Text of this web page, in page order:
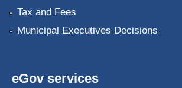
Tax and Fees
Municipal Executives Decisions
eGov services